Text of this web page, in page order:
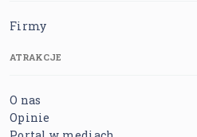
Firmy
ATRAKCJE
O nas
Opinie